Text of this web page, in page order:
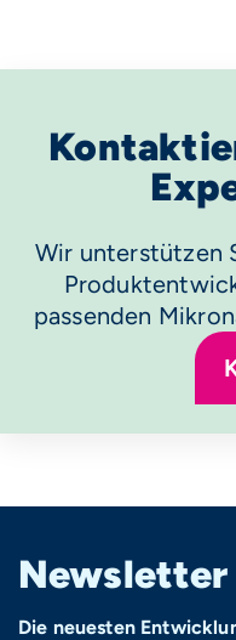
Wir unterstützen
passenden
Newsletter
Die neuesten